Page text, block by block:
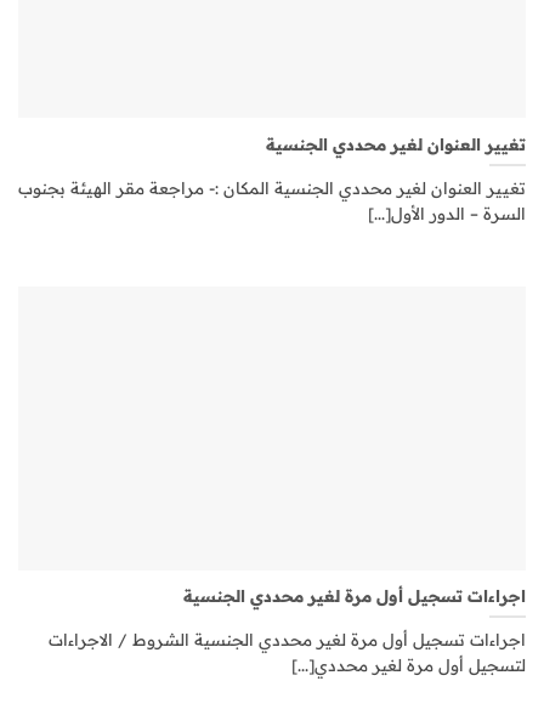
تغيير العنوان لغير محددي الجنسية
تغيير العنوان لغير محددي الجنسية المكان :- مراجعة مقر الهيئة بجنوب
السرة – الدور الأول[...]
اجراءات تسجيل أول مرة لغير محددي الجنسية
اجراءات تسجيل أول مرة لغير محددي الجنسية الشروط / الاجراءات
لتسجيل أول مرة لغير محددي[...]